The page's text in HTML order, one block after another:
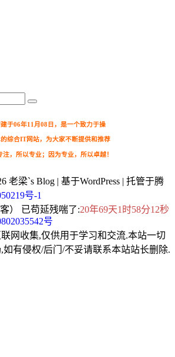
于06年11月08日，是一个致力于操
综合IT网站，为大家不断提供和推荐
，所以专业；因为专业，所以卓越！
老梁`s Blog | 基于WordPress | 托管于腾
号-1
） 已苟延残喘了:20年69天1时58分14秒
号
网收集,仅供用于学习和交流.本站一切
如有侵权/后门/不妥请联系本站站长删除.